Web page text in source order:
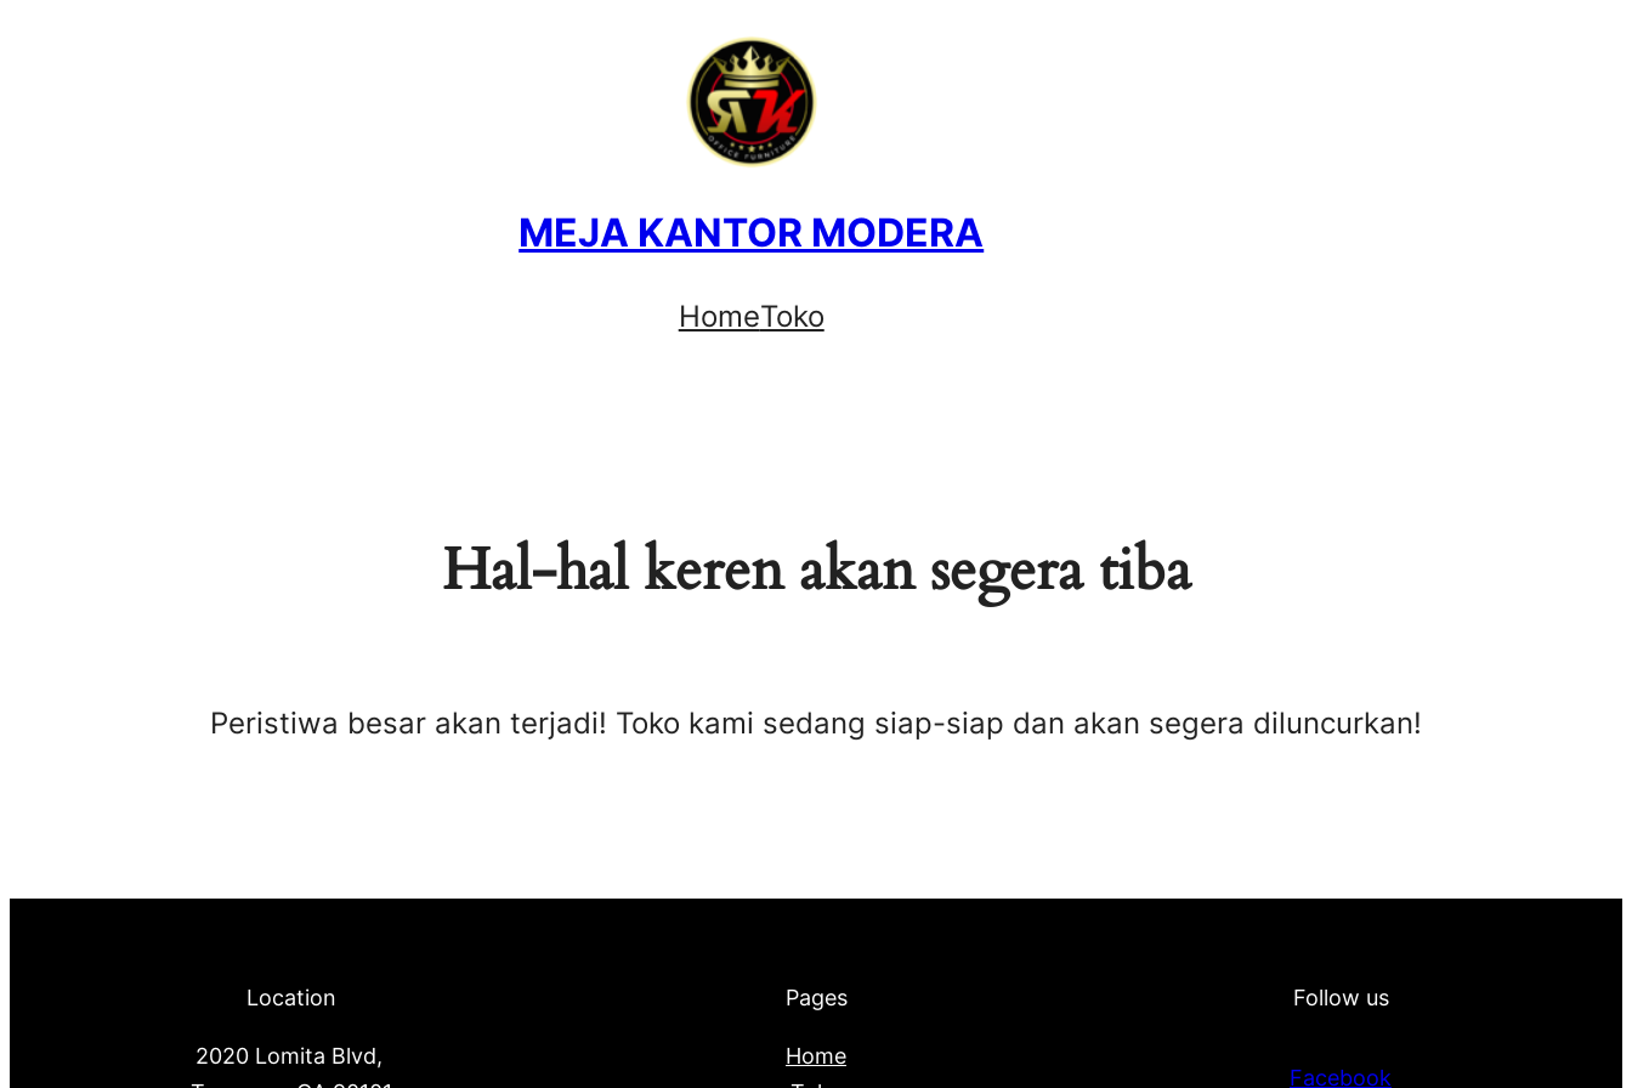
MEJA KANTOR MODERA
HomeToko
Hal-hal keren akan segera tiba
Peristiwa besar akan terjadi! Toko kami sedang siap-siap dan akan segera diluncurkan!
Location
2020 Lomita Blvd,
Pages
Home
Follow us
Facebook